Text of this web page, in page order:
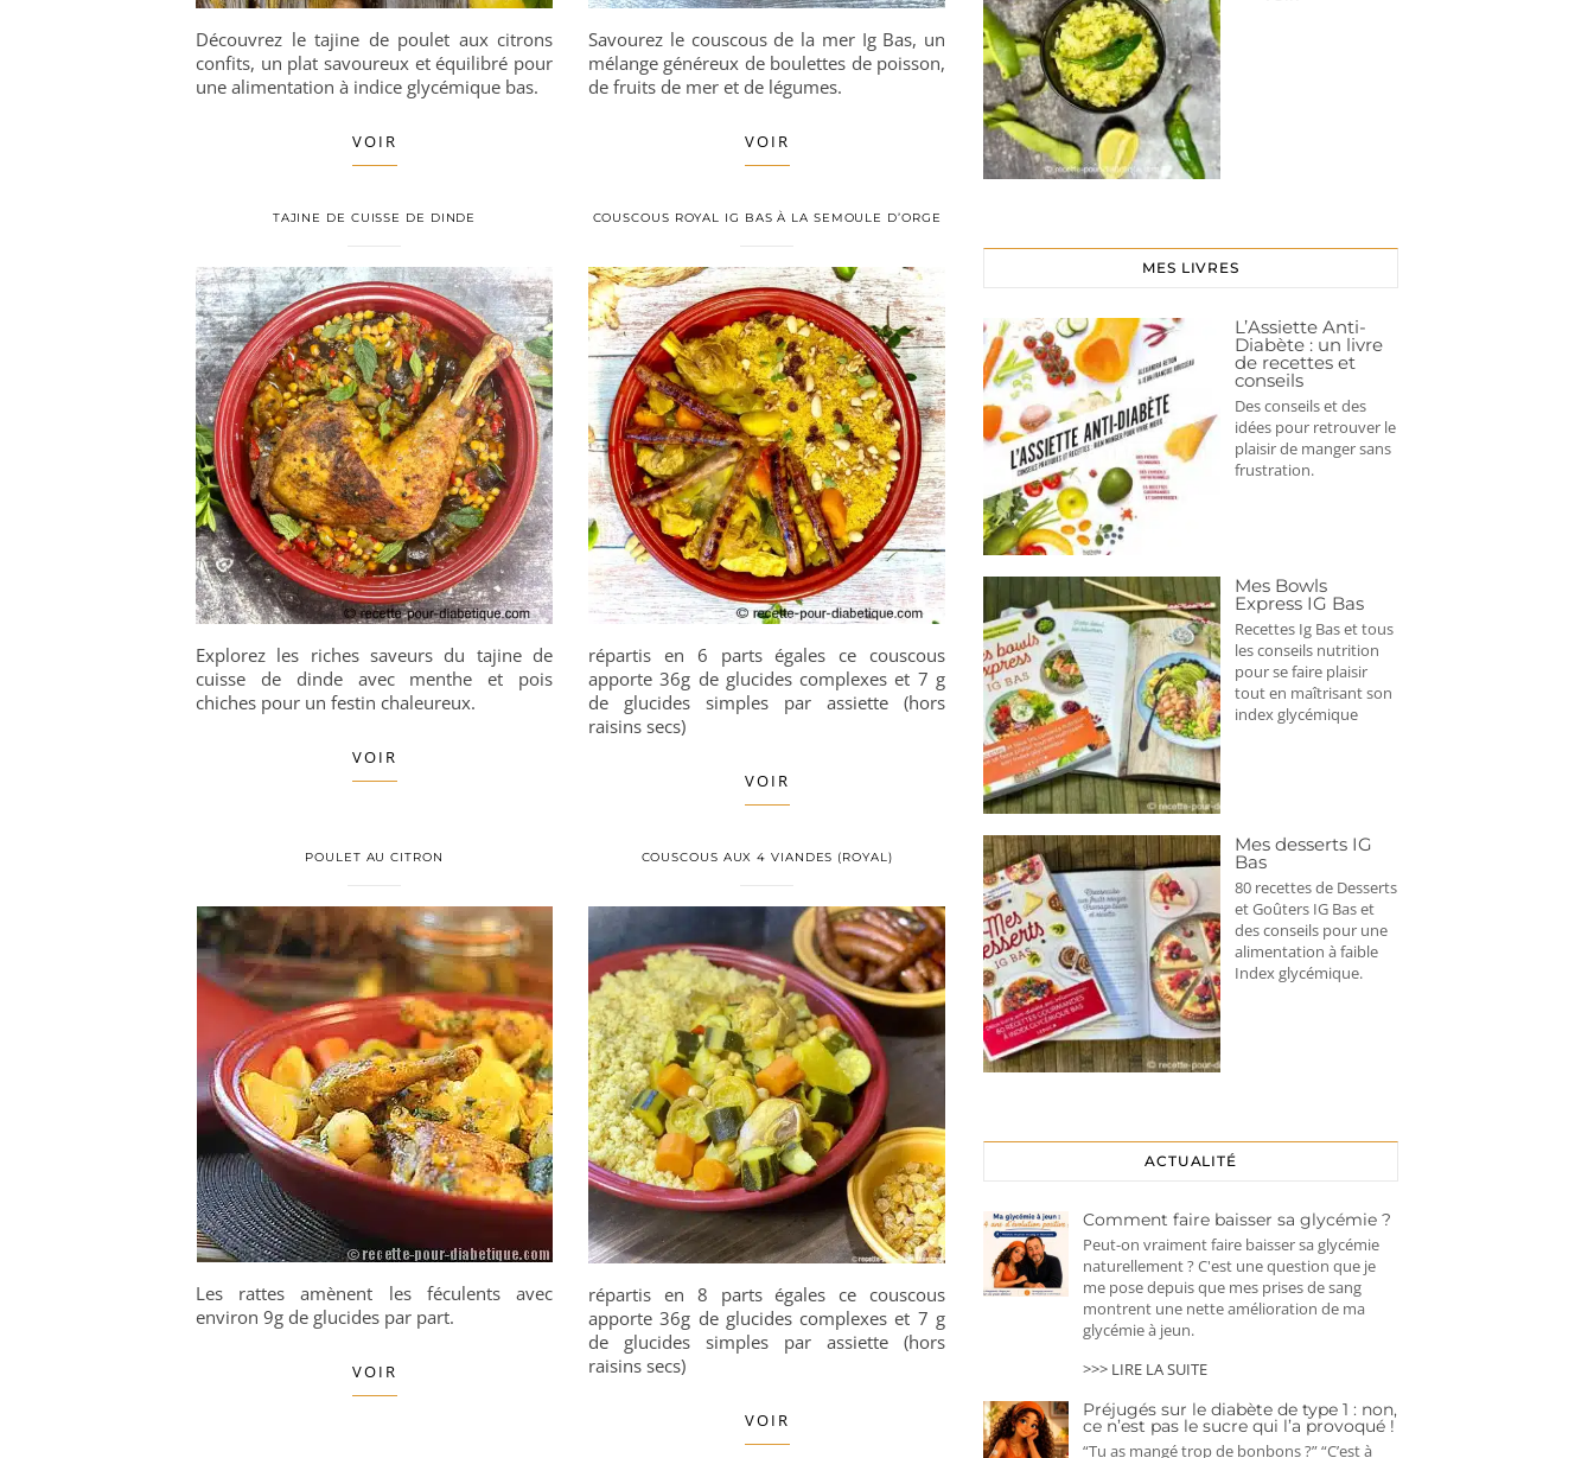
Découvrez le tajine de poulet aux citrons
confits, un plat savoureux et équilibré pour
une alimentation à indice glycémique bas.
VOIR
Savourez le couscous de la mer Ig Bas, un
mélange généreux de boulettes de poisson,
de fruits de mer et de légumes.
VOIR
TAJINE DE CUISSE DE DINDE
Explorez les riches saveurs du tajine de
cuisse de dinde avec menthe et pois
chiches pour un festin chaleureux.
VOIR
COUSCOUS ROYAL IG BAS À LA SEMOULE D’ORGE
répartis en 6 parts égales ce couscous
apporte 36g de glucides complexes et 7 g
de glucides simples par assiette (hors
raisins secs)
VOIR
POULET AU CITRON
Les rattes amènent les féculents avec
environ 9g de glucides par part.
VOIR
COUSCOUS AUX 4 VIANDES (ROYAL)
répartis en 8 parts égales ce couscous
apporte 36g de glucides complexes et 7 g
de glucides simples par assiette (hors
raisins secs)
VOIR
MES LIVRES
L’Assiette Anti-
Diabète : un livre
de recettes et
conseils
Des conseils et des
idées pour retrouver le
plaisir de manger sans
frustration.
Mes Bowls
Express IG Bas
Recettes Ig Bas et tous
les conseils nutrition
pour se faire plaisir
tout en maîtrisant son
index glycémique
Mes desserts IG
Bas
80 recettes de Desserts
et Goûters IG Bas et
des conseils pour une
alimentation à faible
Index glycémique.
ACTUALITÉ
Comment faire baisser sa glycémie ?
Peut-on vraiment faire baisser sa glycémie
naturellement ? C'est une question que je
me pose depuis que mes prises de sang
montrent une nette amélioration de ma
glycémie à jeun.
>>> LIRE LA SUITE
Préjugés sur le diabète de type 1 : non,
ce n’est pas le sucre qui l’a provoqué !
“Tu as mangé trop de bonbons ?” “C’est à